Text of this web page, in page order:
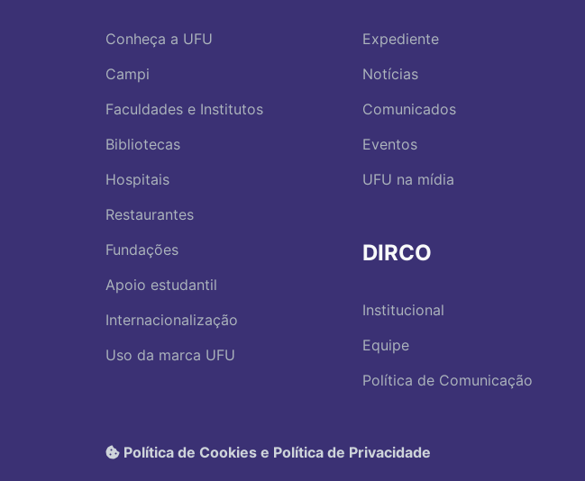
Conheça a UFU
Campi
Faculdades e Institutos
Bibliotecas
Hospitais
Restaurantes
Fundações
Apoio estudantil
Internacionalização
Uso da marca UFU
Expediente
Notícias
Comunicados
Eventos
UFU na mídia
DIRCO
Institucional
Equipe
Política de Comunicação
Política de Cookies e Política de Privacidade